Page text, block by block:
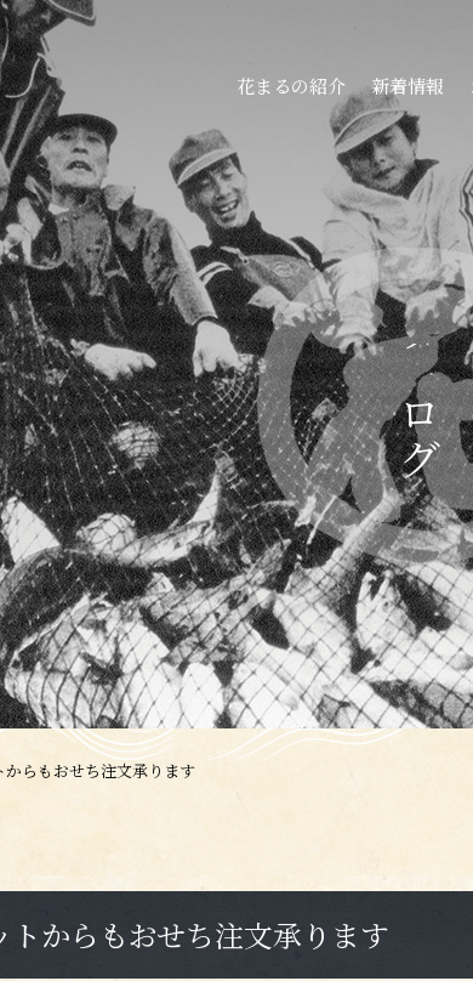
花まるの紹介 新着情報
ブログ
からもおせち注文承ります
トからもおせち注文承ります